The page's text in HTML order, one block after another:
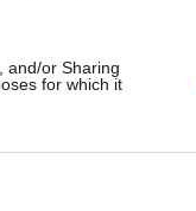
and/or Sharing
for which it
72-76